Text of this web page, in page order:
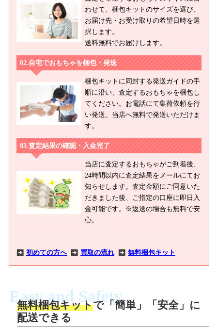
わせて、梱包キットのサイズを選び、
お届け先・お受け取りの希望日時を選
択します。
送料無料でお届けします。
自宅でおもちゃを梱包・発送
梱包キットに同封する発送ガイドの手
順に沿い、査定するおもちゃを梱包し
てください。お電話にて集荷依頼を行
い発送。当店へ無料で発送いただけま
す。
査定結果の確認・入金完了
当店に査定するおもちゃがご到着後、
24時間以内に査定結果をメールにてお
知らせします。査定金額にご同意いた
だきました後、ご指定の口座に即日入
金可能です。※返送の場合も無料で安
心。
初めての方へ 買取の流れ 無料梱包キット
商品撮影
LINEの友だち追加・査定画像を送信
Easy and Safety
無料梱包キットで「簡単」「安全」に
配送できる